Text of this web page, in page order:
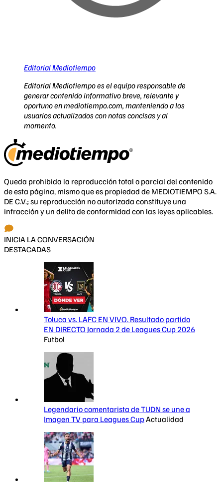
Editorial Mediotiempo
Editorial Mediotiempo es el equipo responsable de
generar contenido informativo breve, relevante y
oportuno en mediotiempo.com, manteniendo a los
usuarios actualizados con notas concisas y al
momento.
Queda prohibida la reproducción total o parcial del contenido
de esta página, mismo que es propiedad de MEDIOTIEMPO S.A.
DE C.V.; su reproducción no autorizada constituye una
infracción y un delito de conformidad con las leyes aplicables.
INICIA LA CONVERSACIÓN
DESTACADAS
Toluca vs. LAFC EN VIVO. Resultado partido
EN DIRECTO Jornada 2 de Leagues Cup 2026
Futbol
Legendario comentarista de TUDN se une a
Imagen TV para Leagues CupActualidad